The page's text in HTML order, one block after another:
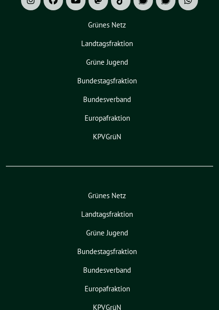
Grünes Netz
Landtagsfraktion
Grüne Jugend
Bundestagsfraktion
Bundesverband
Europafraktion
KPVGrüN
Grünes Netz
Landtagsfraktion
Grüne Jugend
Bundestagsfraktion
Bundesverband
Europafraktion
KPVGrüN